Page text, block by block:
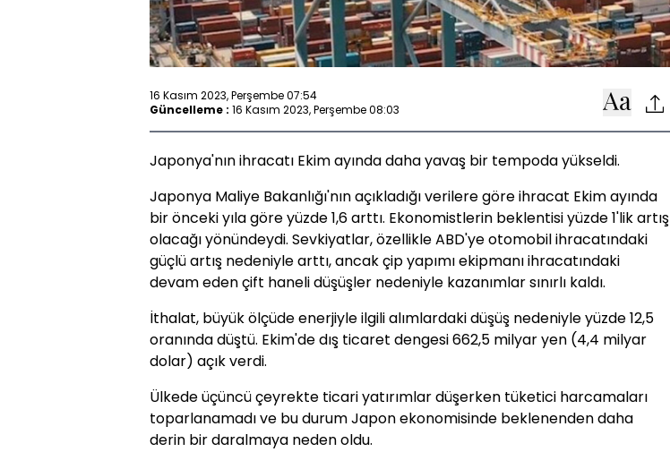
16 Kasım 2023, Perşembe 07:54
Güncelleme : 16 Kasım 2023, Perşembe 08:03
Japonya'nın ihracatı Ekim ayında daha yavaş bir tempoda yükseldi.
Japonya Maliye Bakanlığı'nın açıkladığı verilere göre ihracat Ekim ayında
bir önceki yıla göre yüzde 1,6 arttı. Ekonomistlerin beklentisi yüzde 1'lik artış
olacağı yönündeydi. Sevkiyatlar, özellikle ABD'ye otomobil ihracatındaki
güçlü artış nedeniyle arttı, ancak çip yapımı ekipmanı ihracatındaki
devam eden çift haneli düşüşler nedeniyle kazanımlar sınırlı kaldı.
İthalat, büyük ölçüde enerjiyle ilgili alımlardaki düşüş nedeniyle yüzde 12,5
oranında düştü. Ekim'de dış ticaret dengesi 662,5 milyar yen (4,4 milyar
dolar) açık verdi.
Ülkede üçüncü çeyrekte ticari yatırımlar düşerken tüketici harcamaları
toparlanamadı ve bu durum Japon ekonomisinde beklenenden daha
derin bir daralmaya neden oldu.